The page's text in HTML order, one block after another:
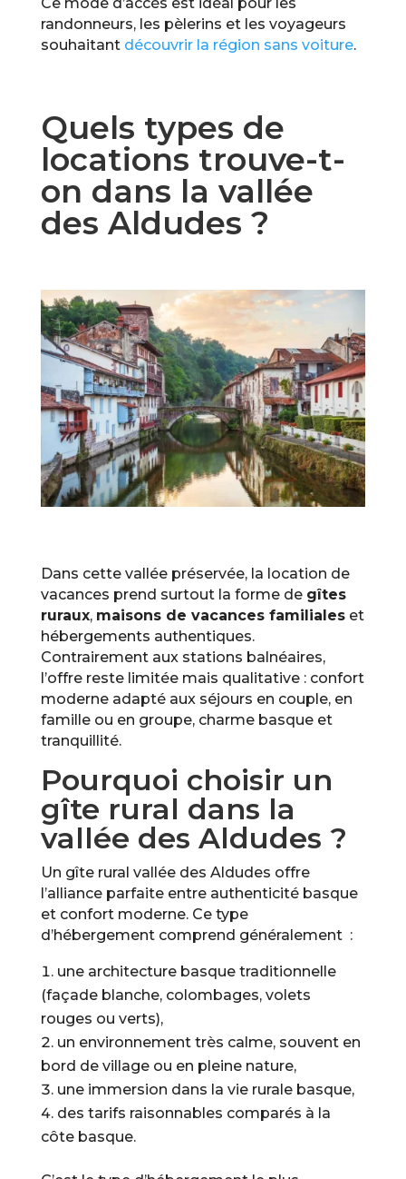
randonneurs, les pèlerins et les voyageurs
souhaitant découvrir la région sans voiture.
Quels types de
locations trouve-t-
on dans la vallée
des Aldudes ?
Dans cette vallée préservée, la location de
vacances prend surtout la forme de gîtes
ruraux, maisons de vacances familialeset
hébergements authentiques.
Contrairement aux stations balnéaires,
l’offre reste limitée mais qualitative : confort
moderne adapté aux séjours en couple, en
famille ou en groupe, charme basque et
tranquillité.
Pourquoi choisir un
gîte rural dans la
vallée des Aldudes ?
Un gîte rural vallée des Aldudes offre
l’alliance parfaite entre authenticité basque
et confort moderne. Ce type
d’hébergement comprend généralement :
une architecture basque traditionnelle
(façade blanche, colombages, volets
rouges ou verts),
un environnement très calme, souvent en
bord de village ou en pleine nature,
une immersion dans la vie rurale basque,
des tarifs raisonnables comparés à la
côte basque.